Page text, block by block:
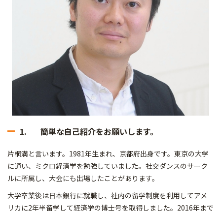
1. 簡単な自己紹介をお願いします。
片桐満と言います。1981年生まれ、京都府出身です。東京の大学
に通い、ミクロ経済学を勉強していました。社交ダンスのサーク
ルに所属し、大会にも出場したことがあります。
大学卒業後は日本銀行に就職し、社内の留学制度を利用してアメ
リカに2年半留学して経済学の博士号を取得しました。2016年まで